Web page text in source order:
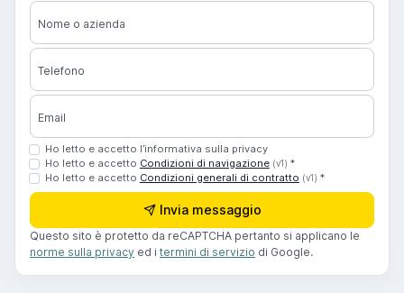
Nome o azienda
Telefono
Email
Ho letto e accetto l’informativa sulla privacy
Ho letto e accetto Condizioni di navigazione (v1) *
Ho letto e accetto Condizioni generali di contratto (v1) *
Invia messaggio
Questo sito è protetto da reCAPTCHA pertanto si applicano le
norme sulla privacy ed i termini di servizio di Google.